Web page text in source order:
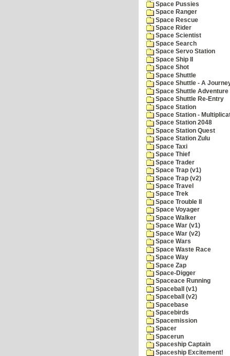
Space Pussies
Space Ranger
Space Rescue
Space Rider
Space Scientist
Space Search
Space Servo Station
Space Ship II
Space Shot
Space Shuttle
Space Shuttle - A
Space Shuttle Adventure
Space Shuttle Re-Entry
Space Station
Space Station -
Space Station 2048
Space Station Quest
Space Station Zulu
Space Taxi
Space Thief
Space Trader
Space Trap (v1)
Space Trap (v2)
Space Travel
Space Trek
Space Trouble II
Space Voyager
Space Walker
Space War (v1)
Space War (v2)
Space Wars
Space Waste Race
Space Way
Space Zap
Space-Digger
Spaceace Running
Spaceball (v1)
Spaceball (v2)
Spacebase
Spacebirds
Spacemission
Spacer
Spacerun
Spaceship Captain
Spaceship Excitement!